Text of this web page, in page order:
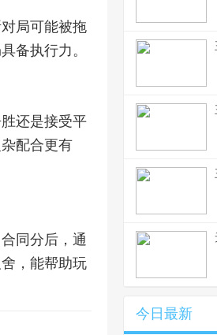
局可能被拖
备执行力。
还是接受平
配合更有
同分后，通
，能帮助玩
今日最新